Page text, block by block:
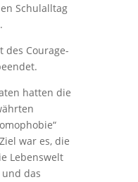
Schulalltag
des Courage-
hatten die
war es, die
Lebenswelt
das